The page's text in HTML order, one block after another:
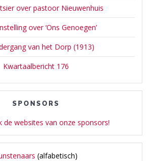
over pastoor Nieuwenhuis
over ‘Ons Genoegen’
van het Dorp (1913)
Kwartaalbericht 176
SPONSORS
de websites van onze sponsors!
(alfabetisch)